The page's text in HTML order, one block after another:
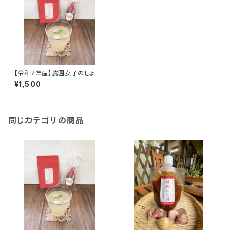
【令和7年産】農園女子のしょう
がパウダー 30g 安心野菜
高知県四万十市 やまみずき農
¥1,500
同じカテゴリの商品